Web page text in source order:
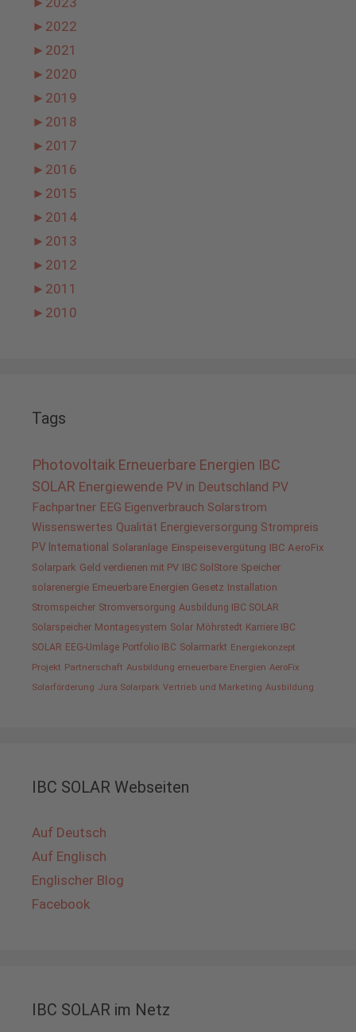
► 2022
► 2021
► 2020
► 2019
► 2018
► 2017
► 2016
► 2015
► 2014
► 2013
► 2012
► 2011
► 2010
Tags
Photovoltaik Erneuerbare Energien IBC
SOLAR Energiewende PV in Deutschland PV
Fachpartner EEG Eigenverbrauch Solarstrom
Wissenswertes Qualität Energieversorgung Strompreis
PV International Solaranlage Einspeisevergütung IBC AeroFix
Solarpark Geld verdienen mit PV IBC SolStore Speicher
solarenergie Erneuerbare Energien Gesetz Installation
Stromspeicher Stromversorgung Ausbildung IBC SOLAR
Solarspeicher Montagesystem Solar Möhrstedt Karriere IBC
SOLAR EEG-Umlage Portfolio IBC Solarmarkt Energiekonzept
Projekt Partnerschaft Ausbildung erneuerbare Energien AeroFix
Solarförderung Jura Solarpark Vertrieb und Marketing Ausbildung
IBC SOLAR Webseiten
Auf Deutsch
Auf Englisch
Englischer Blog
Facebook
IBC SOLAR im Netz